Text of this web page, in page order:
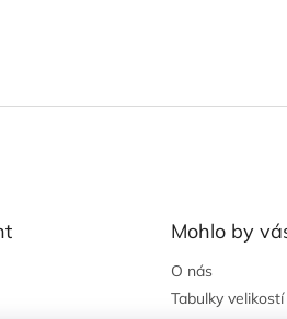
Mohlo by
O nás
Tabulky velikostí